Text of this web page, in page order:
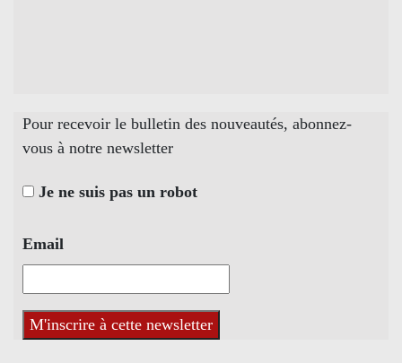
Pour recevoir le bulletin des nouveautés, abonnez-
vous à notre newsletter
Je ne suis pas un robot
Email